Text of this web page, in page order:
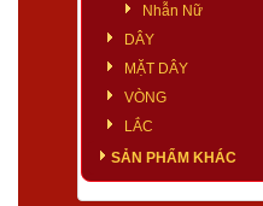
Nhẫn Nữ
DÂY
MẶT DÂY
VÒNG
LẮC
SẢN PHẨM KHÁC